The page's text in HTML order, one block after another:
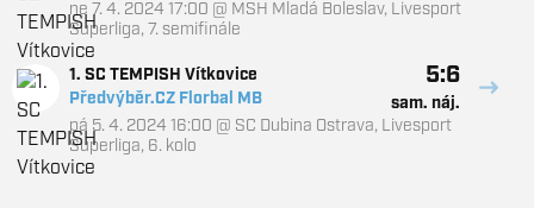
ne 7. 4. 2024 17:00 @ MSH Mladá Boleslav, Livesport
Superliga, 7. semifinále
1. SC TEMPISH Vítkovice
Předvýběr.CZ Florbal MB
5:6
sam. náj.
pá 5. 4. 2024 16:00 @ SC Dubina Ostrava, Livesport
Superliga, 6. kolo